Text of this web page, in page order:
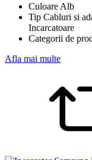
Culoare Alb
Tip Cabluri si
Incarcatoare
Categorii de
Afla mai multe